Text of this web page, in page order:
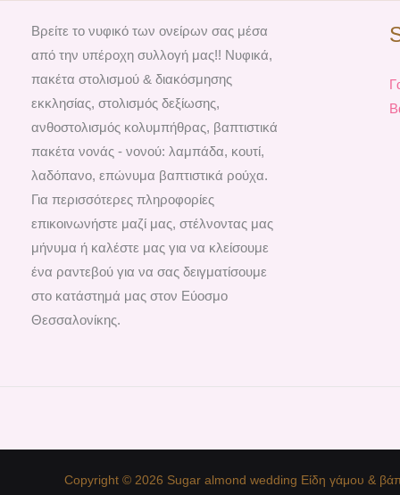
Βρείτε το νυφικό των ονείρων σας μέσα
από την υπέροχη συλλογή μας!! Νυφικά,
πακέτα στολισμού & διακόσμησης
εκκλησίας, στολισμός δεξίωσης,
ανθοστολισμός κολυμπήθρας, βαπτιστικά
πακέτα νονάς - νονού: λαμπάδα, κουτί,
λαδόπανο, επώνυμα βαπτιστικά ρούχα.
Για περισσότερες πληροφορίες
επικοινωνήστε μαζί μας, στέλνοντας μας
μήνυμα ή καλέστε μας για να κλείσουμε
ένα ραντεβού για να σας δειγματίσουμε
στο κατάστημά μας στον Εύοσμο
Θεσσαλονίκης.
Copyright © 2026 Sugar almond wedding Είδη γάμου &